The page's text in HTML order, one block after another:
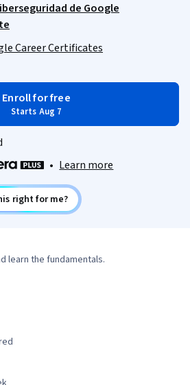
de Google
Career Certificates
Enroll for free
Starts Aug 7
• Learn more
right for me?
learn the fundamentals.